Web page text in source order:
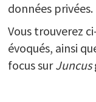
données privées.
Vous trouverez
évoqués, ainsi
focus surJuncus